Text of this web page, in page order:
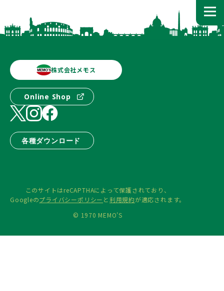
株式会社メモス
Online Shop
各種ダウンロード
このサイトはreCAPTHAによって保護されており、
Googleのプライバシーポリシー と利用規約が適応されます。
© 1970 MEMO'S